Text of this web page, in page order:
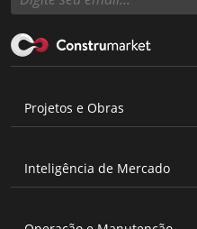
Projetos e Obras
Inteligência de Mercado